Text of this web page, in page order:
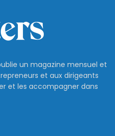
un magazine mensuel et
et aux dirigeants
et les accompagner dans